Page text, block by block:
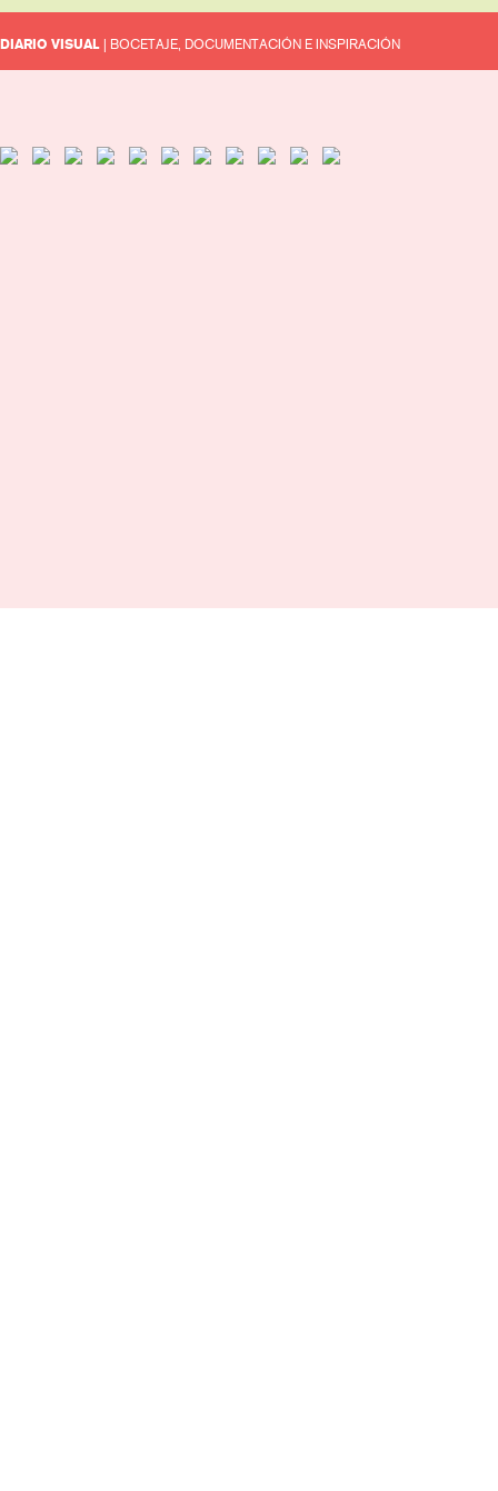
DIARIO VISUAL | BOCETAJE, DOCUMENTACIÓN E INSPIRACIÓN